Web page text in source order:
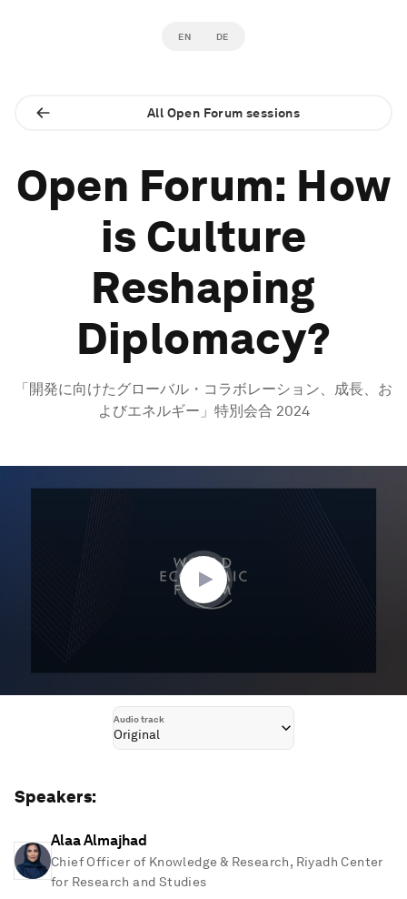
EN DE
All Open Forum sessions
Open Forum: How
is Culture
Reshaping
Diplomacy?
「開発に向けたグローバル・コラボレーション、成長、お
よびエネルギー」特別会合 2024
seconds
Audio track
Original
Speakers:
Alaa Almajhad
Chief Officer of Knowledge & Research, Riyadh Center
for Research and Studies